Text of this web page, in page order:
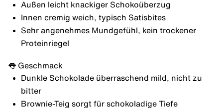
Außen leicht knackiger Schokoüberzug
Innen cremig weich, typisch Satisbites
Sehr angenehmes Mundgefühl, kein trockener
Proteinriegel
👅 Geschmack
Dunkle Schokolade überraschend mild, nicht zu
bitter
Brownie-Teig sorgt für schokoladige Tiefe